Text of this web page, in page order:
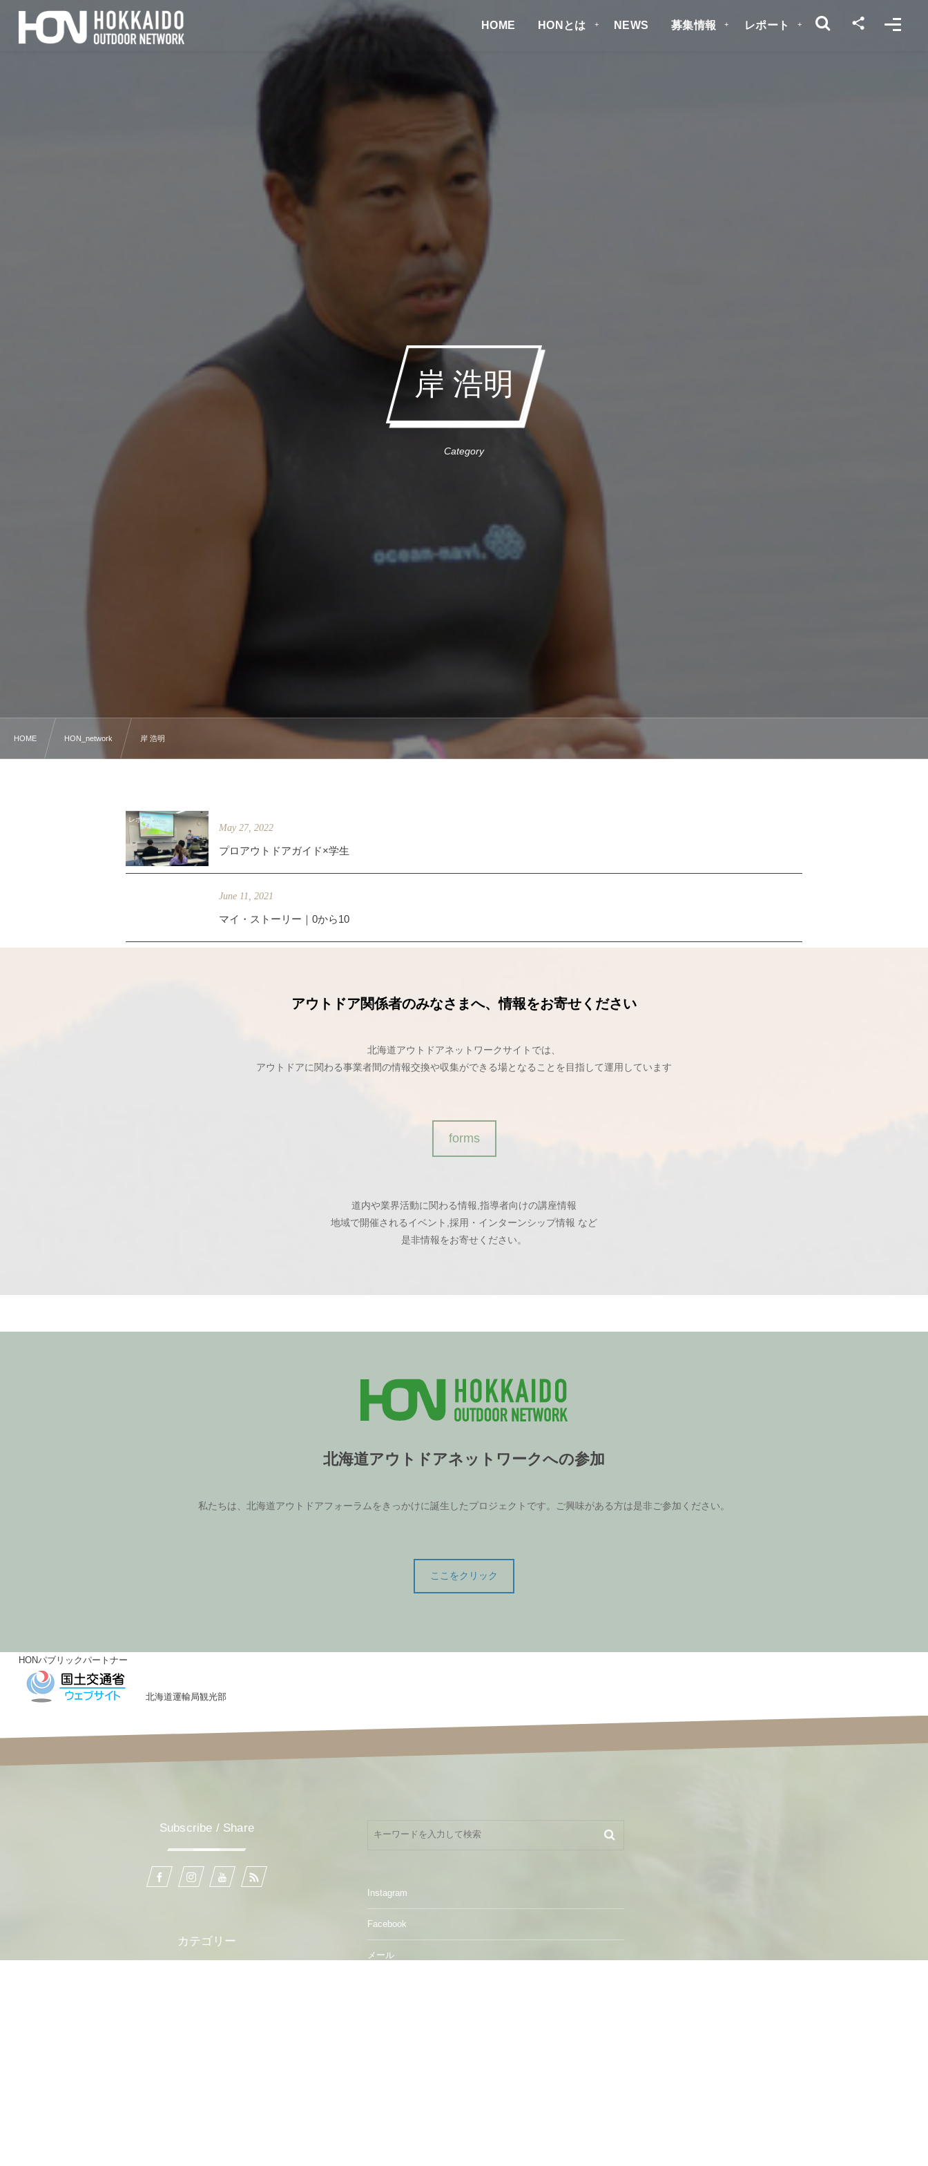
HOME HONとは NEWS 募集情報 レポート
岸 浩明
Category
HOME HON_network 岸 浩明
レポート
May 27, 2022
プロアウトドアガイド×学生
June 11 , 2021
マイ・ストーリー｜0から10
アウトドア関係者のみなさまへ、情報をお寄せください
北海道アウトドアネットワークサイトでは、
アウトドアに関わる事業者間の情報交換や収集ができる場となることを目指して運用しています
forms
道内や業界活動に関わる情報,指導者向けの講座情報
地域で開催されるイベント,採用・インターンシップ情報 など
是非情報をお寄せください。
北海道アウトドアネットワークへの参加
私たちは、北海道アウトドアフォーラムをきっかけに誕生したプロジェクトです。ご興味がある方は是非ご参加ください。
ここをクリック
HONパブリックパートナー
北海道運輸局観光部
Subscribe / Share
カテゴリー
Instagram
Facebook
メール